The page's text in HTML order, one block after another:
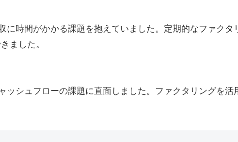
に時間がかかる課題を抱えていました。定期的なファク
ました。
ッシュフローの課題に直面しました。ファクタリングを活